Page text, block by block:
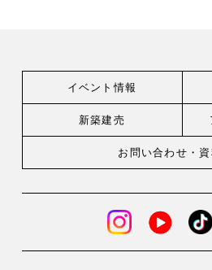
イベント情報
新築建売
お問い合わせ・